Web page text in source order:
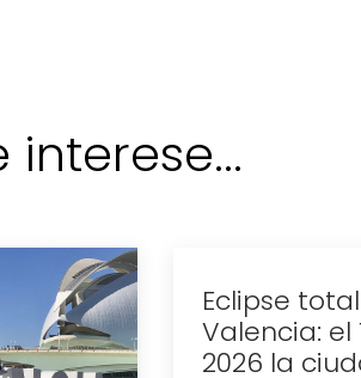
Eclipse total de sol en
Valencia: el 12 de agosto
2026 la ciudad se queda